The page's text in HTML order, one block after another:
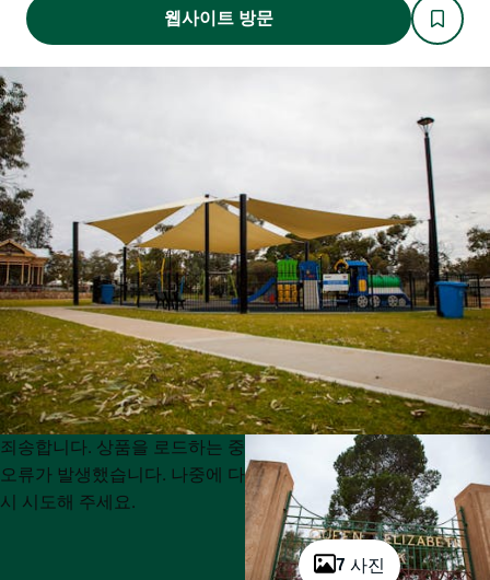
웹사이트 방문
7 사진
Product
List
Product
List
죄송합니다. 상품을 로드하는 중
오류가 발생했습니다. 나중에 다
시 시도해 주세요.